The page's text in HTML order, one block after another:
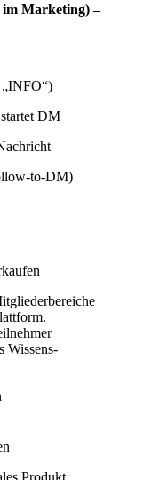
im Marketing) –
DM
to-DM)
Wissens-
Produkt